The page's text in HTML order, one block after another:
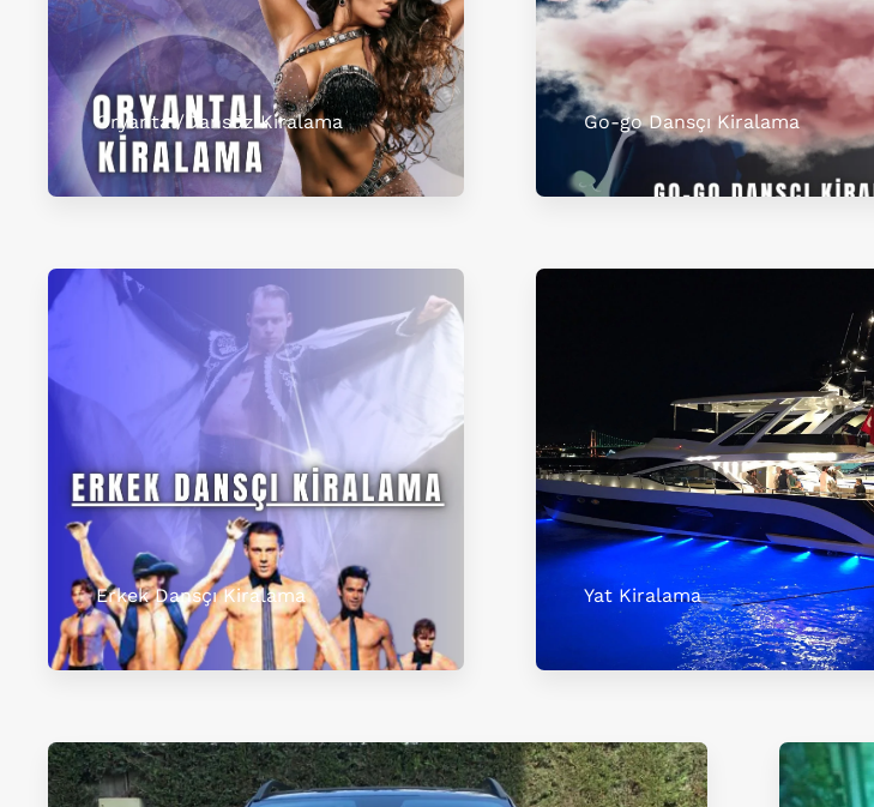
Oryantal/Dansöz Kiralama Go-go Dansçı Kiralama​
Erkek Dansçı Kiralama​ Yat Kiralama